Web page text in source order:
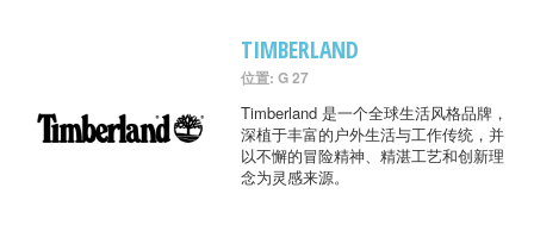
TIMBERLAND
位置: G 27
Timberland 是一个全球生活风格品牌，
深植于丰富的户外生活与工作传统，并
以不懈的冒险精神、精湛工艺和创新理
念为灵感来源。